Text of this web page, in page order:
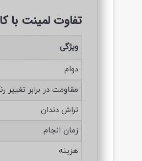
تفاوت لمینت با
ویژگی
دوام
مقاومت در برابر تغییر
تراش دندان
زمان انجام
هزینه